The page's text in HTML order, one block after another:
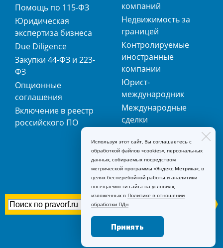
Помощь по 115-ФЗ
Юридическая
экспертиза бизнеса
Due Diligence
Закупки 44-ФЗ и 223-
ФЗ
Опционные
соглашения
Включение в реестр
российского ПО
компаний
Недвижимость за
границей
Контролируемые
иностранные
компании
Юрист-
международник
Международные
сделки
регистрация
товарных знаков
Используя этот сайт, Вы соглашаетесь с
обработкой файлов «cookies», персональных
данных, собираемых посредством
метрической программы «Яндекс.Метрика», в
целях бесперебойной работы и аналитики
посещаемости сайта на условиях,
изложенных в Политике в отношении
обработки ПДн
Принять